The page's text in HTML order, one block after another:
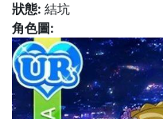
狀態: 結坑
角色圖: